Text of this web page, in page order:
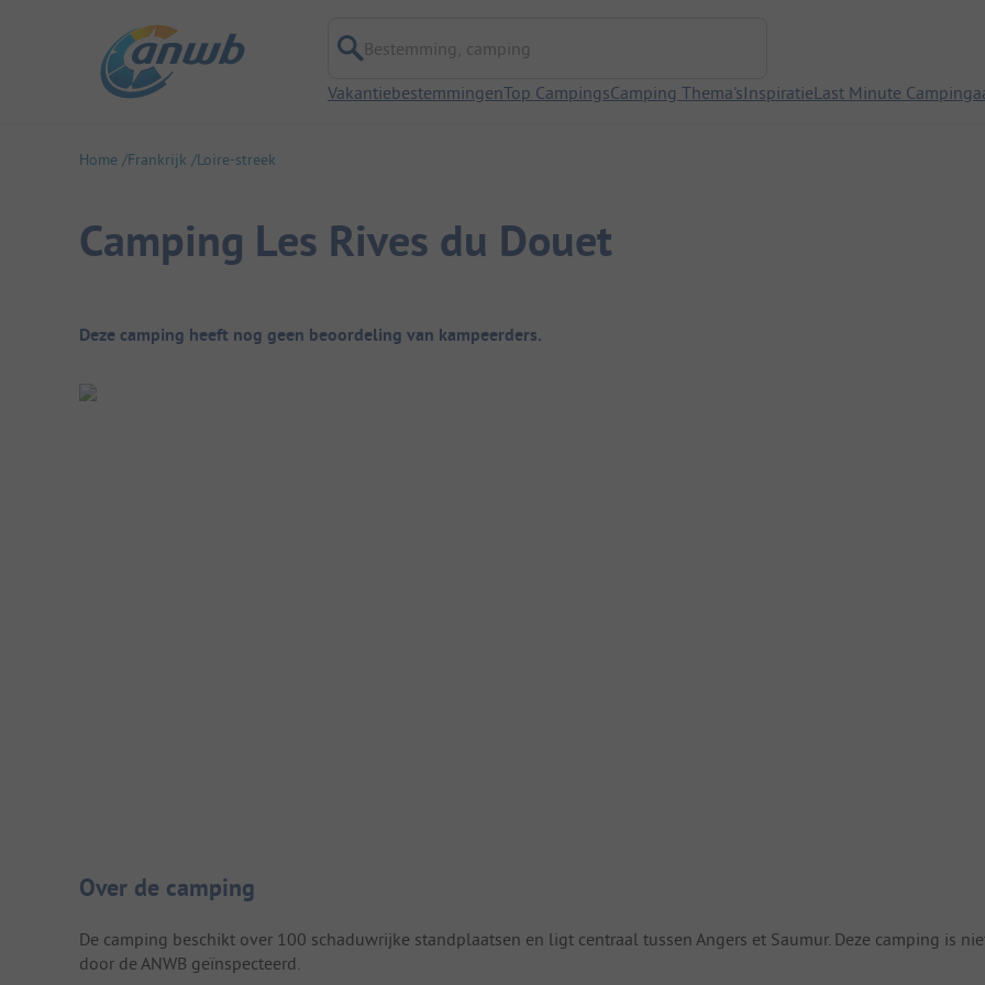
Bestemming, camping
VakantiebestemmingenTop CampingsCamping Thema'sInspiratieLast Minute
Home Frankrijk Loire-streek
Camping Les Rives du Douet
Camping overzicht
Deze camping heeft nog geen beoordeling van kampeerders.
Camping introductie
Over de camping
De camping beschikt over 100 schaduwrijke standplaatsen en ligt centraal tussen Angers et Saumur. Deze camping is
door de ANWB geïnspecteerd.